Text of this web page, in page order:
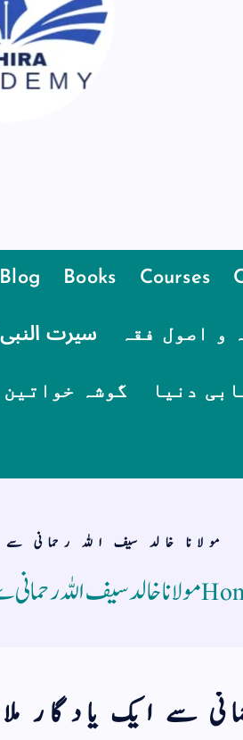
اک نسخہ کیمیا ساتھ لایا
Courses
Books
Blog
و اصول فقہ سیرت
دنیا گوشہ خواتین
مولانا خالد سیف اللہ رحمانی
مولانا خالد سیف اللہ
سے ایک یادگار